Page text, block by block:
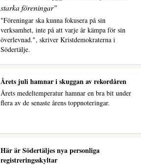
starka föreningar"
"Föreningar ska kunna fokusera på sin
verksamhet, inte på att varje år kämpa för sin
överlevnad.", skriver Kristdemokraterna i
Södertälje.
Årets juli hamnar i skuggan av rekordåren
Årets medeltemperatur hamnar en bra bit under
flera av de senaste årens toppnoteringar.
Här är Södertäljes nya personliga
registreringsskyltar